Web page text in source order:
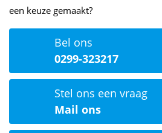
Bel ons
0299-323217
Stel ons een vraag
Mail ons
een keuze gemaakt?